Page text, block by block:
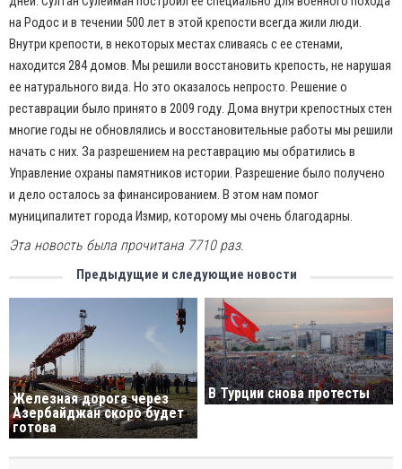
на Родос и в течении 500 лет в этой крепости всегда жили люди.
Внутри крепости, в некоторых местах сливаясь с ее стенами,
находится 284 домов. Мы решили восстановить крепость, не нарушая
ее натурального вида. Но это оказалось непросто. Решение о
реставрации было принято в 2009 году. Дома внутри крепостных стен
многие годы не обновлялись и восстановительные работы мы решили
начать с них. За разрешением на реставрацию мы обратились в
Управление охраны памятников истории. Разрешение было получено
и дело осталось за финансированием. В этом нам помог
муниципалитет города Измир, которому мы очень благодарны.
Эта новость была прочитана 7710 раз.
Предыдущие и следующие новости
Железная дорога через
Азербайджан скоро будет
готова
В Турции снова протесты